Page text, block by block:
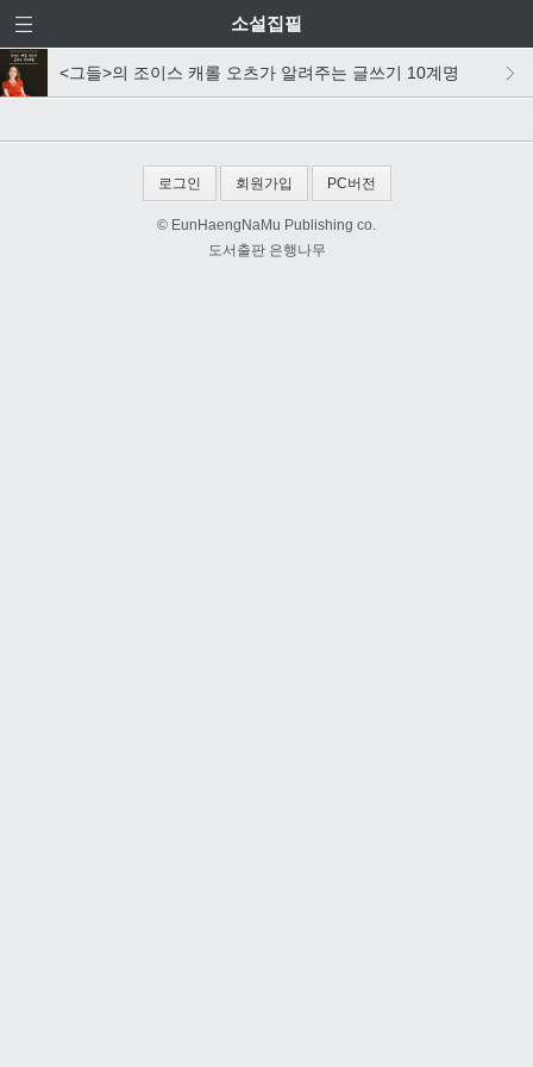
소설집필
<그들>의 조이스 캐롤 오츠가 알려주는 글쓰기 10계명
로그인 회원가입 PC버전
© EunHaengNaMu Publishing co.
도서출판 은행나무